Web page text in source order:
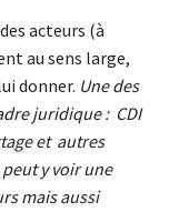
acteurs (à
au sens large,
donner. Une des
juridique : CDI
et autres
y voir une
mais aussi